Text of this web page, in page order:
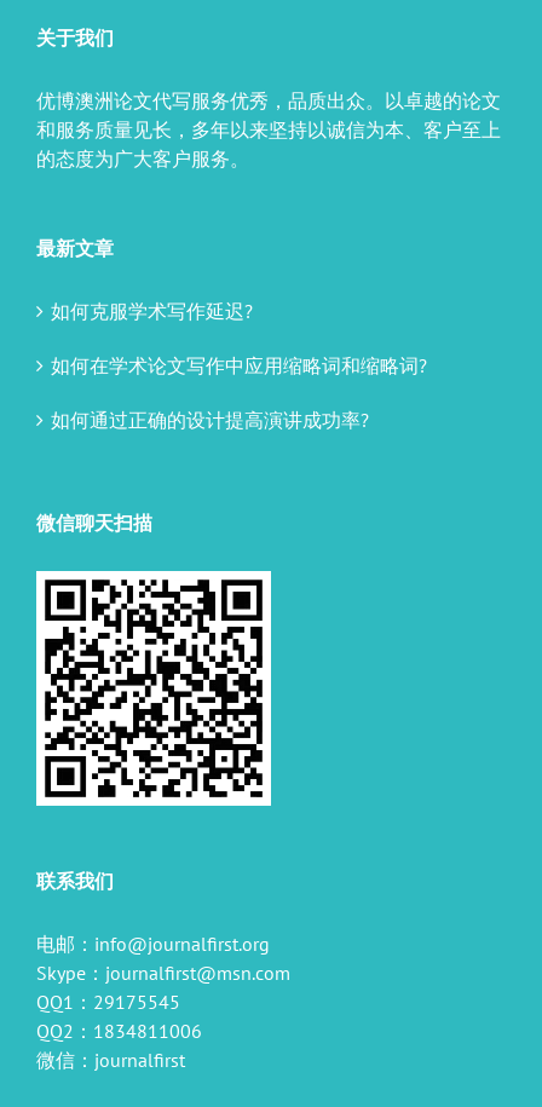
关于我们
优博澳洲论文代写服务优秀，品质出众。以卓越的论文
和服务质量见长，多年以来坚持以诚信为本、客户至上
的态度为广大客户服务。
最新文章
如何克服学术写作延迟?
如何在学术论文写作中应用缩略词和缩略词?
如何通过正确的设计提高演讲成功率?
微信聊天扫描
联系我们
电邮： info@journalfirst.org
Skype： journalfirst@msn.com
QQ1：29175545
QQ2：1834811006
微信：journalfirst